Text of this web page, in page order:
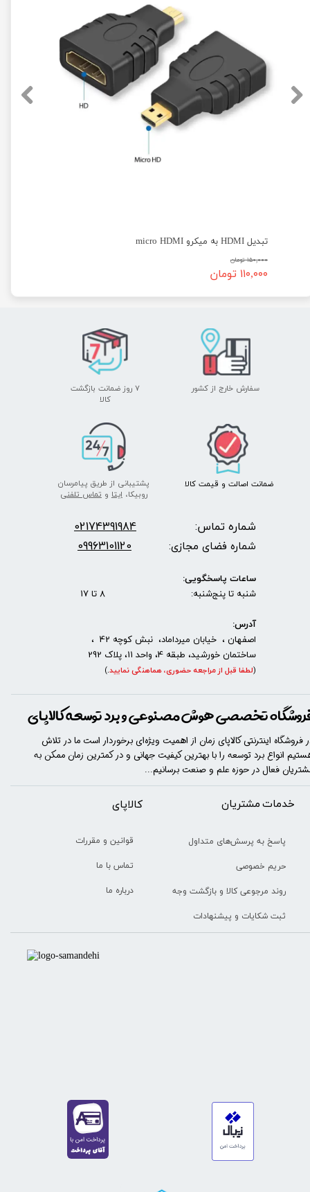
تبدیل HDMI به میکرو micro HDMI
۱۵۰,۰۰۰ تومان
۱۱۰,۰۰۰ تومان
پشتیبانی از طریق پیامرسان
روبیکا، ایتا و تماس تلفنی
سفارش خارج از کشور
۷ روز ضمانت بازگشت
​​​​​​​کالا
ضمانت اصالت و قیمت​​​​​​​ کالا ​​​​​​​
خدمات مشتریان
پاسخ به پرسش‌های متداول
حریم خصوصی
روند مرجوعی کالا و بازگشت وجه
ثبت شکایات و پیشنهادات
​​کالاپای
قوانین و مقررات
تماس با ما
درباره ما
تخصصی هوش مصنوعی و برد توسعه کالاپای
فروشگاه اینترنتی کالاپای زمان از اهمیت ویژه‌ای برخوردار است ما در تلاش
انواع برد توسعه را با​​​ بهترین کیفیت جهانی و در کمترین زمان ممکن به
فعال در حوزه علم و صنعت برسانیم...
شماره تماس: 02174391984
شماره فضای مجازی: 09963101120
ساعات پاسخگویی:
شنبه تا پنج‌شنبه: 8 تا 17
آدرس:
اصفهان ، خیابان میرداماد، نبش کوچه 42 ،
ساختمان خورشید، طبقه 4، واحد 11، پلاک 292
(لطفا قبل از مراجعه حضوری، هماهنگی نمایید.
)